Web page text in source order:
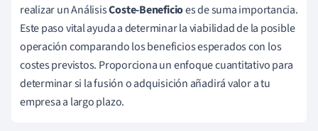
realizar un AnálisisCoste-Beneficioes de suma importancia.
Este paso vital ayuda a determinar la viabilidad de la posible
operación comparando los beneficios esperados con los
costes previstos. Proporciona un enfoque cuantitativo para
determinar si la fusión o adquisición añadirá valor a tu
empresa a largo plazo.